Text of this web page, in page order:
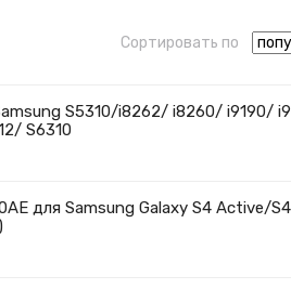
Сортировать по
S5310/i8262/ i8260/ i9190/
S6310
для Samsung Galaxy S4 Active/